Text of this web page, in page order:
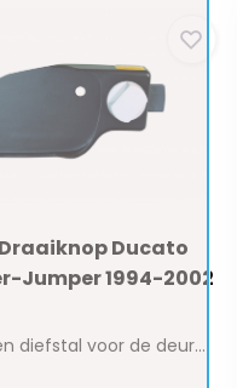
Draaiknop Ducato
Jumper 1994-2002
Sloten tegen diefstal voor de deuren van de ca...